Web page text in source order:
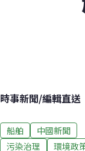
時事新聞/編輯直送
船舶
中國新聞
污染治理
環境政